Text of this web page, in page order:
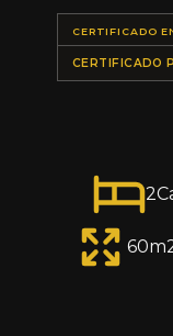
CERTIFICADO
CERTIFICADO
2
60